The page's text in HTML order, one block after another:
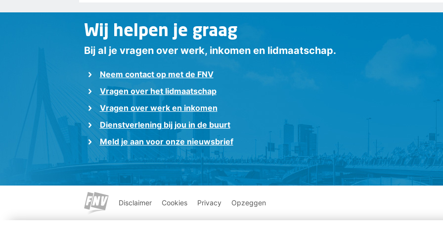
Wij helpen je graag
Bij al je vragen over werk, inkomen en lidmaatschap.
Neem contact op met de FNV
Vragen over het lidmaatschap
Vragen over werk en inkomen
Dienstverlening bij jou in de buurt
Meld je aan voor onze nieuwsbrief
Disclaimer Cookies Privacy Opzeggen